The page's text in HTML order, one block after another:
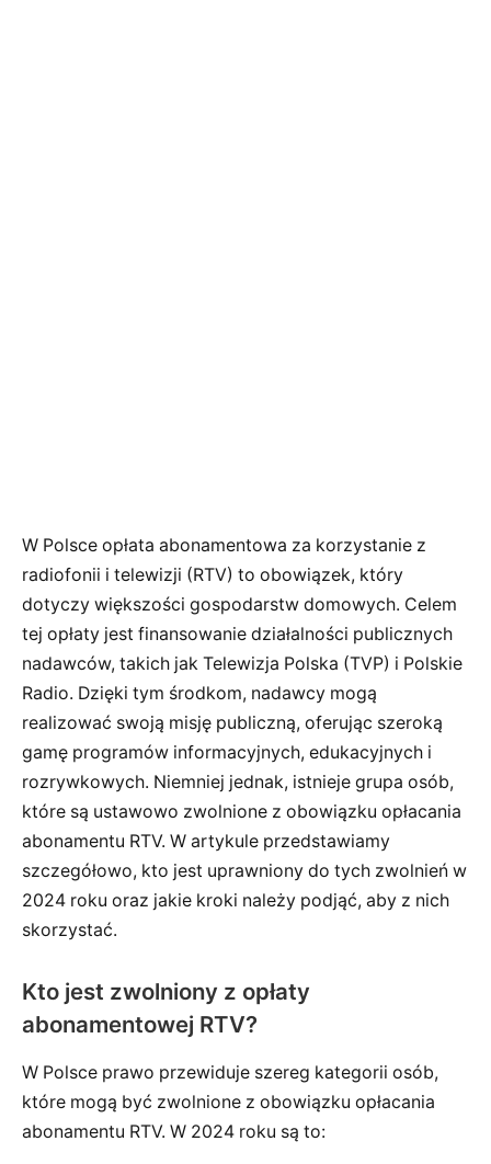
W Polsce opłata abonamentowa za korzystanie z
radiofonii i telewizji (RTV) to obowiązek, który
dotyczy większości gospodarstw domowych. Celem
tej opłaty jest finansowanie działalności publicznych
nadawców, takich jak Telewizja Polska (TVP) i Polskie
Radio. Dzięki tym środkom, nadawcy mogą
realizować swoją misję publiczną, oferując szeroką
gamę programów informacyjnych, edukacyjnych i
rozrywkowych. Niemniej jednak, istnieje grupa osób,
które są ustawowo zwolnione z obowiązku opłacania
abonamentu RTV. W artykule przedstawiamy
szczegółowo, kto jest uprawniony do tych zwolnień w
2024 roku oraz jakie kroki należy podjąć, aby z nich
skorzystać.
Kto jest zwolniony z opłaty
abonamentowej RTV?
W Polsce prawo przewiduje szereg kategorii osób,
które mogą być zwolnione z obowiązku opłacania
abonamentu RTV. W 2024 roku są to: